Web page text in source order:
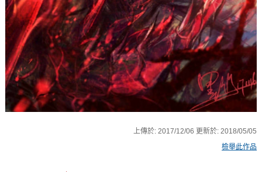
上傳於:2017/12/06 更新於:2018/05/05
檢舉此作品